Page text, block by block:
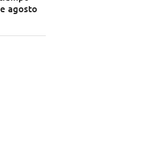
agosto